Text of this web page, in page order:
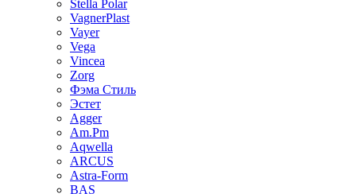
Stella Polar
VagnerPlast
Vayer
Vega
Vincea
Zorg
Фэма Стиль
Эстет
Agger
Am.Pm
Aqwella
ARCUS
Astra-Form
BAS